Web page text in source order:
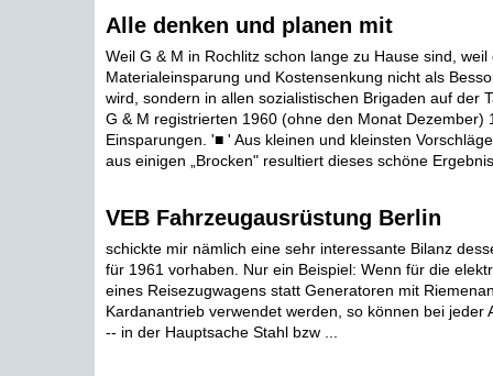
Alle denken und planen mit
Weil G & M in Rochlitz schon lange zu Hause sind, weil
Materialeinsparung und Kostensenkung nicht als
wird, sondern in allen sozialistischen Brigaden auf der
G & M registrierten 1960 (ohne den Monat Dezember)
Einsparungen. '■ ' Aus kleinen und kleinsten
aus einigen „Brocken" resultiert dieses schöne
VEB Fahrzeugausrüstung Berlin
schickte mir nämlich eine sehr interessante Bilanz
für 1961 vorhaben. Nur ein Beispiel: Wenn für die
eines Reisezugwagens statt Generatoren mit
Kardanantrieb verwendet werden, so können bei jeder
-- in der Hauptsache Stahl bzw ...